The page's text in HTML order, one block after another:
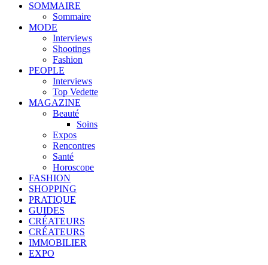
SOMMAIRE
Sommaire
MODE
Interviews
Shootings
Fashion
PEOPLE
Interviews
Top Vedette
MAGAZINE
Beauté
Soins
Expos
Rencontres
Santé
Horoscope
FASHION
SHOPPING
PRATIQUE
GUIDES
CRÉATEURS
CRÉATEURS
IMMOBILIER
EXPO